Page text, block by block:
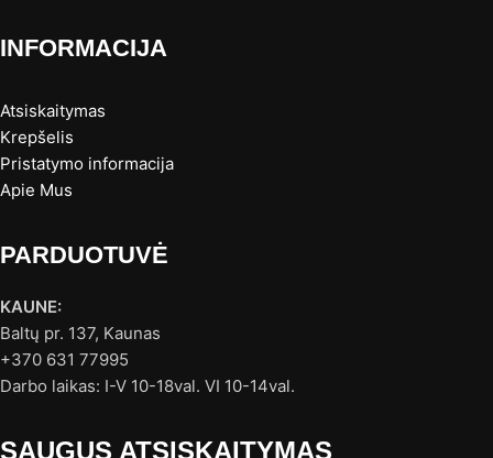
INFORMACIJA
Atsiskaitymas
Krepšelis
Pristatymo informacija
Apie Mus
PARDUOTUVĖ
KAUNE:
Baltų pr. 137, Kaunas
+370 631 77995
Darbo laikas: I-V 10-18val. VI 10-14val.
SAUGUS ATSISKAITYMAS